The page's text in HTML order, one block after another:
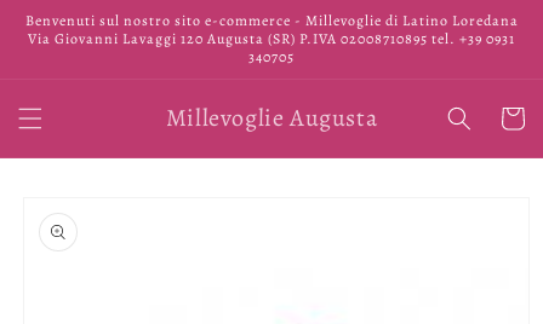
direttamente
ai contenuti
Benvenuti sul nostro sito e-commerce - Millevoglie di Latino Loredana
Via Giovanni Lavaggi 120 Augusta (SR) P.IVA 02008710895 tel. +39 0931
340705
Millevoglie Augusta
informazioni
sul prodotto